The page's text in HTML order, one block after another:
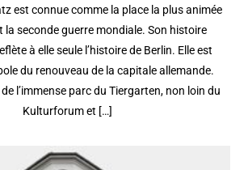
est connue comme la place la plus animée
la seconde guerre mondiale. Son histoire
à elle seule l’histoire de Berlin. Elle est
du renouveau de la capitale allemande.
l’immense parc du Tiergarten, non loin du
Kulturforum et […]